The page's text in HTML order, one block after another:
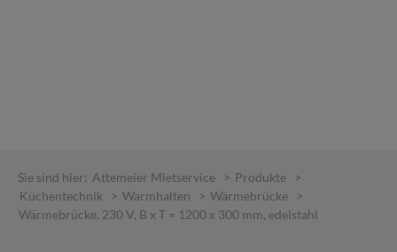
content
Sie sind hier: Attemeier Mietservice > Produkte
>
Küchentechnik
> Warmhalten > Wärmebrücke
>
Wärmebrücke, 230 V, B x T = 1200 x 300 mm, edelstahl